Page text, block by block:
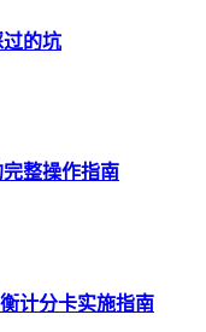
的坑
整操作指南
计分卡实施指南